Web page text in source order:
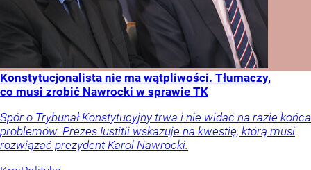
Konstytucjonalista nie ma wątpliwości. Tłumaczy,
co musi zrobić Nawrocki w sprawie TK
Spór o Trybunał Konstytucyjny trwa i nie widać na razie końca
problemów. Prezes Iustitii wskazuje na kwestię, którą musi
rozwiązać prezydent Karol Nawrocki.